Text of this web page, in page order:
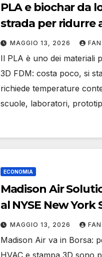
PLA e biochar da
strada per ridurre
nei pezzi stampati
MAGGIO 13, 2026
Il PLA è uno dei materiali
3D FDM: costa poco, si
richiede temperature
scuole, laboratori,
ECONOMIA
Madison Air
al NYSE New
MAGGIO 13, 2026
Madison Air va in Borsa:
HVAC e stampa 3D sono